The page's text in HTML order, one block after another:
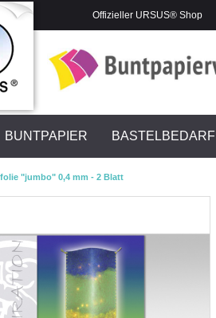
Offizieller URSUS® Shop
BUNTPAPIER BASTELBEDARF
"jumbo" 0,4 mm - 2 Blatt